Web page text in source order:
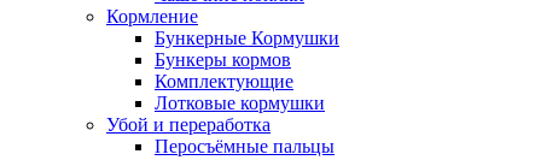
Кормление
Бункерные Кормушки
Бункеры кормов
Комплектующие
Лотковые кормушки
Убой и переработка
Перосъёмные пальцы